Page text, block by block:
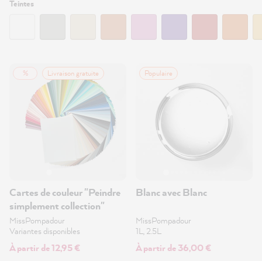
DIY.Découvre notre gamme de peintures et
Teintes
% Livraison gratuite
Cartes de couleur "Peindre
simplement collection"
MissPompadour
Variantes disponibles
À partir de 12,95 €
Populaire
Blanc avec Blanc
MissPompadour
1L, 2.5L
À partir de 36,00 €